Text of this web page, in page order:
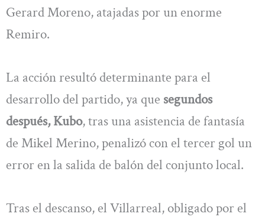
Gerard Moreno, atajadas por un enorme
Remiro.
La acción resultó determinante para el
desarrollo del partido, ya que segundos
después, Kubo, tras una asistencia de fantasía
de Mikel Merino, penalizó con el tercer gol un
error en la salida de balón del conjunto local.
Tras el descanso, el Villarreal, obligado por el